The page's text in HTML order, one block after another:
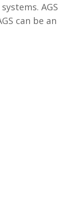
AGS
can be an